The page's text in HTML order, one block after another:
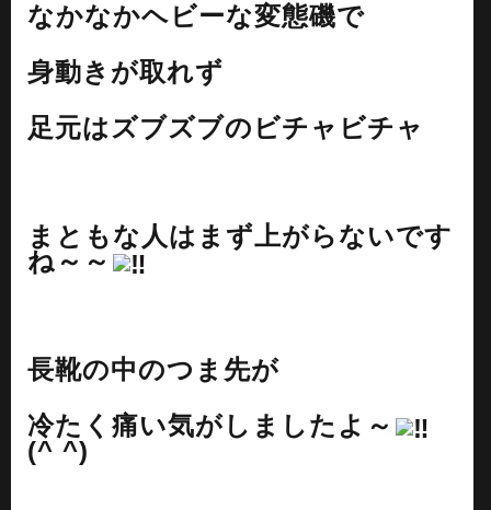
なかなかヘビーな変態磯で
身動きが取れず
足元はズブズブのビチャビチャ
まともな人はまず上がらないです
ね～～
長靴の中のつま先が
冷たく痛い気がしましたよ～
(^ ^)